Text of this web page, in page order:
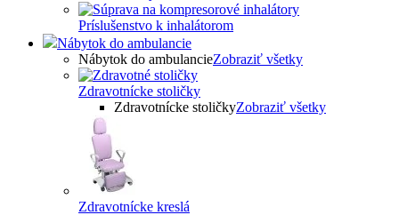
Príslušenstvo k inhalátorom
Nábytok do ambulancie
Nábytok do ambulancieZobraziť všetky
Zdravotnícke stoličky
Zdravotnícke stoličkyZobraziť všetky
Zdravotnícke kreslá